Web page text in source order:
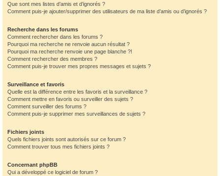
Que sont mes listes d’amis et d’ignorés ?
Comment puis-je ajouter/supprimer des utilisateurs de ma liste d’amis ou d’ignorés ?
Recherche dans les forums
Comment rechercher dans les forums ?
Pourquoi ma recherche ne renvoie aucun résultat ?
Pourquoi ma recherche renvoie une page blanche ?!
Comment rechercher des membres ?
Comment puis-je trouver mes propres messages et sujets ?
Surveillance et favoris
Quelle est la différence entre les favoris et la surveillance ?
Comment mettre en favoris ou surveiller des sujets ?
Comment surveiller des forums ?
Comment puis-je supprimer mes surveillances de sujets ?
Fichiers joints
Quels fichiers joints sont autorisés sur ce forum ?
Comment trouver tous mes fichiers joints ?
Concernant phpBB
Qui a développé ce logiciel de forum ?